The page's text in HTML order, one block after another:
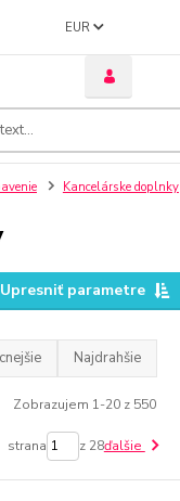
EUR
Kancelárske doplnky
Upresniť parametre
Najdrahšie
Zobrazujem 1-20 z 550
strana z 28ďalšie